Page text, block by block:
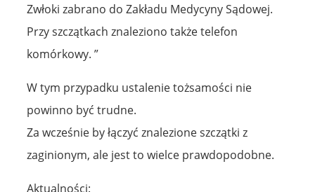
Zwłoki zabrano do Zakładu Medycyny Sądowej.
Przy szczątkach znaleziono także telefon
komórkowy. ”
W tym przypadku ustalenie tożsamości nie
powinno być trudne.
Za wcześnie by łączyć znalezione szczątki z
zaginionym, ale jest to wielce prawdopodobne.
Aktualności: